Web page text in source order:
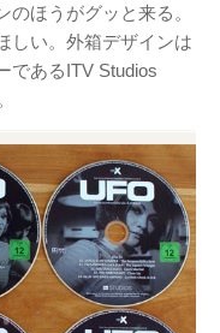
ほうがグッと来る。
しい。外箱デザインは
であるITV Studios